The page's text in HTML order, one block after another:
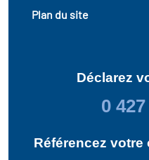
Plan du site
Déclarez
0
Référencez votre